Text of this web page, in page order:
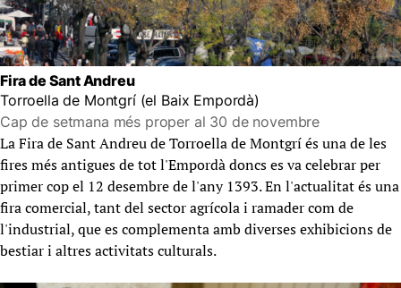
Fira de Sant Andreu
Torroella de Montgrí (el Baix Empordà)
Cap de setmana més proper al 30 de novembre
La Fira de Sant Andreu de Torroella de Montgrí és una de les
fires més antigues de tot l'Empordà doncs es va celebrar per
primer cop el 12 desembre de l'any 1393. En l'actualitat és una
fira comercial, tant del sector agrícola i ramader com de
l'industrial, que es complementa amb diverses exhibicions de
bestiar i altres activitats culturals.